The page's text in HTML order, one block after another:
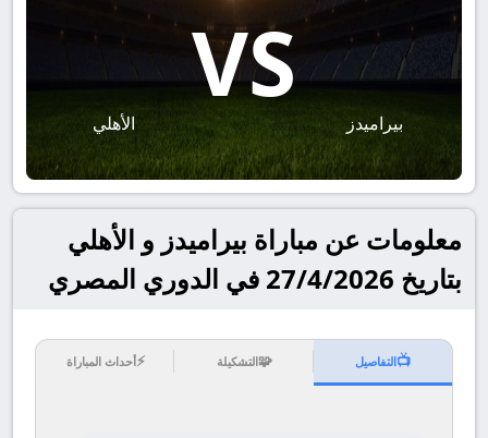
بيراميدز
VS
الأهلي
معلومات عن مباراة بيراميدز و الأهلي
بتاريخ 27/4/2026 في الدوري المصري
📺التفاصيل 🧩التشكيلة ⚡أحداث المباراة